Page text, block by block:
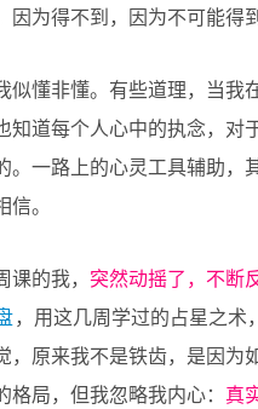
因为得不到，因为不可能得
似懂非懂。有些道理，当我
知道每个人心中的执念，对
。一路上的心灵工具辅助，
。
的我， 突然动摇了，不断
，用这几周学过的占星之术
，原来我不是铁齿，是因为
格局，但我忽略我内心： 真